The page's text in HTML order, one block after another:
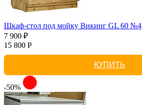
Шкаф-стол под мойку Викинг GL 60 №4
7 900 ₽
15 800 Р
КУПИТЬ
-50%